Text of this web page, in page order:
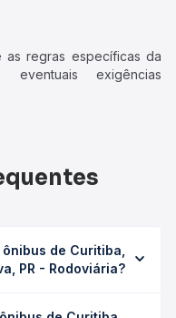
as regras específicas da
exigências
de Curitiba,
PR - Rodoviária?